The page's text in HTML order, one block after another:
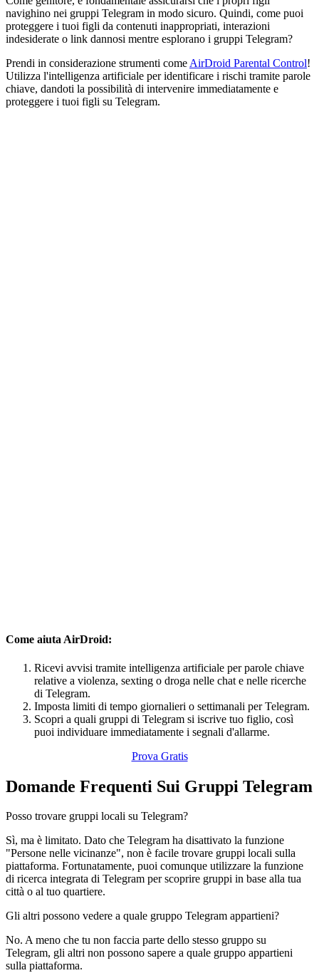
navighino nei gruppi Telegram in modo sicuro. Quindi, come puoi
proteggere i tuoi figli da contenuti inappropriati, interazioni
indesiderate o link dannosi mentre esplorano i gruppi Telegram?
Prendi in considerazione strumenti come AirDroid Parental Control!
Utilizza l'intelligenza artificiale per identificare i rischi tramite parole
chiave, dandoti la possibilità di intervenire immediatamente e
proteggere i tuoi figli su Telegram.
Come aiuta AirDroid:
Ricevi avvisi tramite intelligenza artificiale per parole chiave
relative a violenza, sexting o droga nelle chat e nelle ricerche
di Telegram.
Imposta limiti di tempo giornalieri o settimanali per Telegram.
Scopri a quali gruppi di Telegram si iscrive tuo figlio, così
puoi individuare immediatamente i segnali d'allarme.
Prova Gratis
Domande Frequenti Sui Gruppi Telegram
Posso trovare gruppi locali su Telegram?
Sì, ma è limitato. Dato che Telegram ha disattivato la funzione
"Persone nelle vicinanze", non è facile trovare gruppi locali sulla
piattaforma. Fortunatamente, puoi comunque utilizzare la funzione
di ricerca integrata di Telegram per scoprire gruppi in base alla tua
città o al tuo quartiere.
Gli altri possono vedere a quale gruppo Telegram appartieni?
No. A meno che tu non faccia parte dello stesso gruppo su
Telegram, gli altri non possono sapere a quale gruppo appartieni
sulla piattaforma.